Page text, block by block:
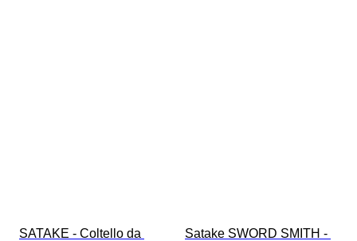
SATAKE - Coltello da
Satake SWORD SMITH -